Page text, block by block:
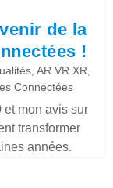
de la
!
,AR VR XR,
Connectées
et mon avis sur
transformer
années.